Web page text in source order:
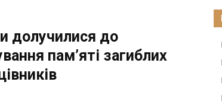
долучилися до
пам’яті загиблих